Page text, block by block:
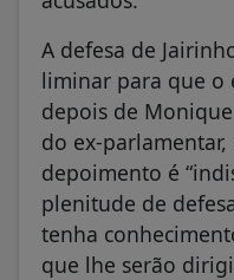
A defesa de
liminar para que o
depois de
do ex-parlamentar,
depoimento é
plenitude de
tenha
que lhe serão